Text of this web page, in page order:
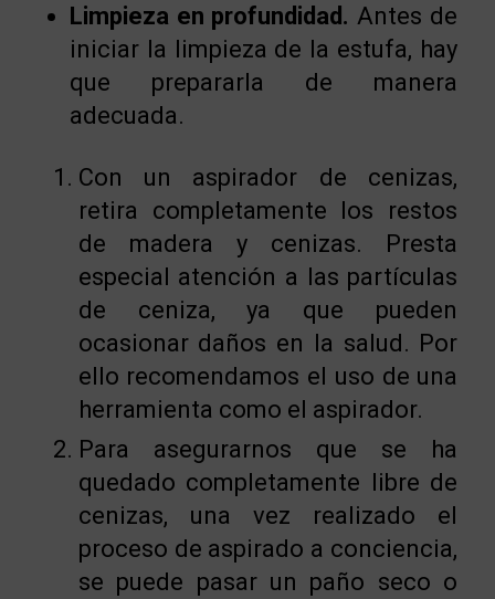
Limpieza en profundidad. Antes de
iniciar la limpieza de la estufa, hay
que prepararla de manera
adecuada.
Con un aspirador de cenizas,
retira completamente los restos
de madera y cenizas. Presta
especial atención a las partículas
de ceniza, ya que pueden
ocasionar daños en la salud. Por
ello recomendamos el uso de una
herramienta como el aspirador.
Para asegurarnos que se ha
quedado completamente libre de
cenizas, una vez realizado el
proceso de aspirado a conciencia,
se puede pasar un paño seco o